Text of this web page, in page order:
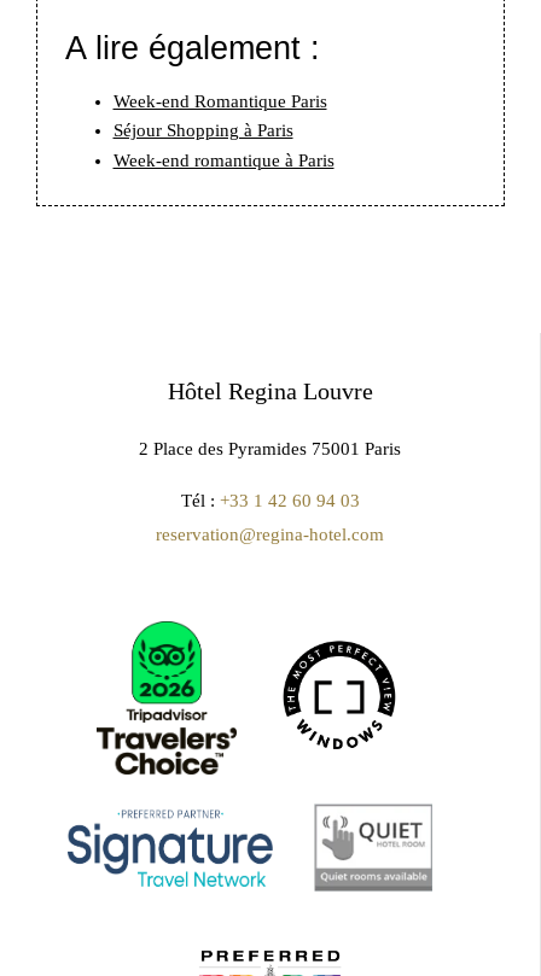
A lire également :
Week-end Romantique Paris
Séjour Shopping à Paris
Week-end romantique à Paris
Hôtel Regina Louvre
2 Place des Pyramides 75001 Paris
Tél : +33 1 42 60 94 03
reservation@regina-hotel.com